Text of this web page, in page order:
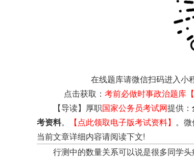
在线题库请微信扫码进入小
点击获取： 考前必做时事政治题库【
【导读】厚职国家公务员考试网提供：
考资料。 【点此领取电子版考试资料】 。微
当前文章详细内容请阅读下文!
行测中的数量关系可以说是很多同学头